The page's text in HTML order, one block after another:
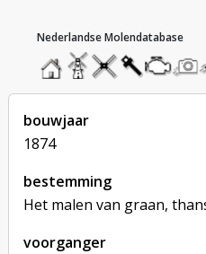
homemolendatabase
roedendatabase
assendatabase
stuur
een
foto
bouwjaar
1874
bestemming
Het malen van graan,
voorganger